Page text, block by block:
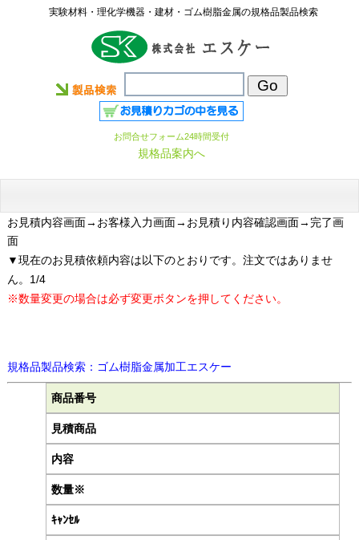
実験材料・理化学機器・建材・ゴム樹脂金属の規格品製品検索
お問合せフォーム24時間受付
規格品案内へ
お見積内容画面→お客様入力画面→お見積り内容確認画面→完了画
面
▼現在のお見積依頼内容は以下のとおりです。注文ではありませ
ん。1/4
※数量変更の場合は必ず変更ボタンを押してください。
規格品製品検索：ゴム樹脂金属加工エスケー
商品番号
見積商品
内容
数量※
ｷｬﾝｾﾙ